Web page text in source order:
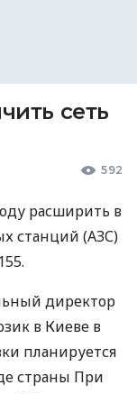
сеть
592
расширить в
станций (АЗС)
директор
в Киеве в
планируется
страны При